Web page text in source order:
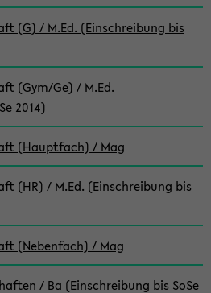
(G) / M.Ed. (Einschreibung bis
(Gym/Ge) / M.Ed.
2014)
(Hauptfach) / Mag
(HR) / M.Ed. (Einschreibung bis
(Nebenfach) / Mag
/ Ba (Einschreibung bis SoSe